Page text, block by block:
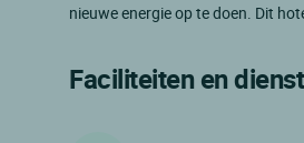
nieuwe energie op te doen. Dit
Faciliteiten en